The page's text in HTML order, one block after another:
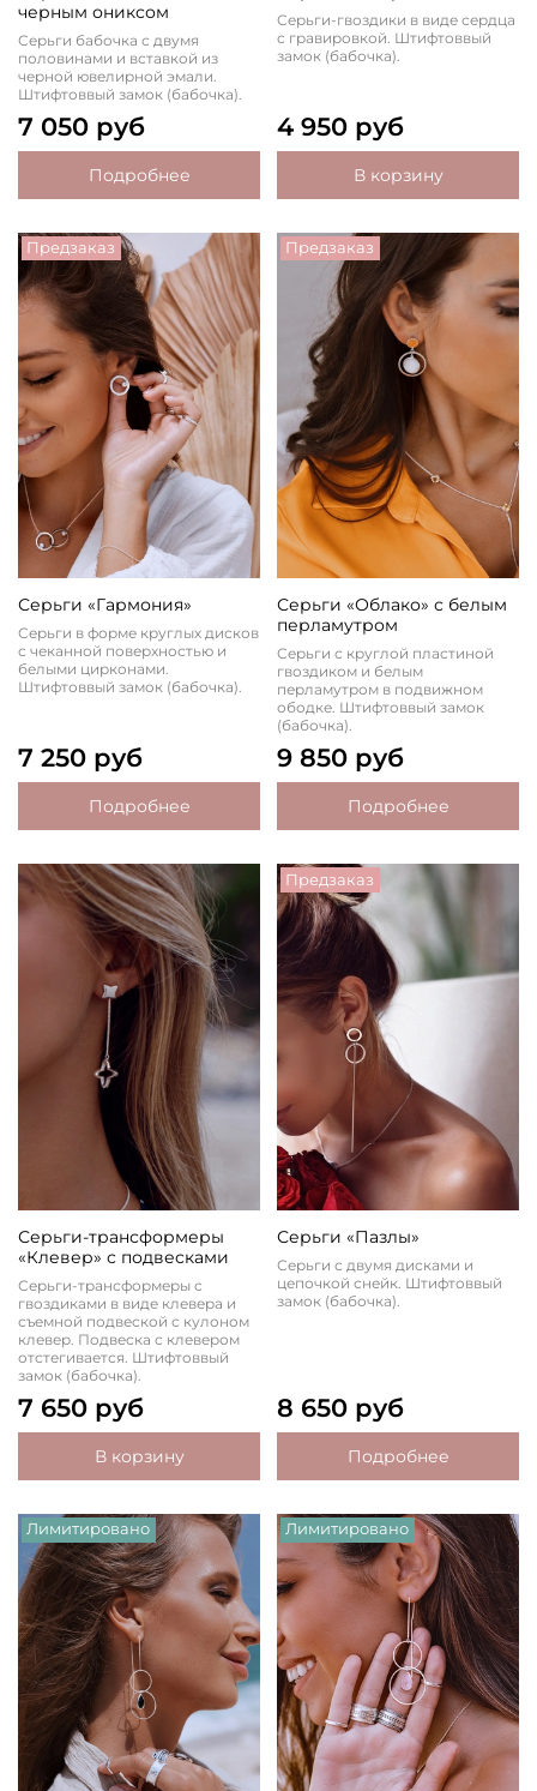
черным ониксом
Серьги бабочка с двумя
половинами и вставкой из
черной ювелирной эмали.
Штифтоввый замок (бабочка).
7 050 руб
Подробнее
Серьги-гвоздики в виде сердца
с гравировкой. Штифтоввый
замок (бабочка).
4 950 руб
В корзину
Предзаказ
Серьги «Гармония»
Серьги в форме круглых дисков
с чеканной поверхностью и
белыми цирконами.
Штифтоввый замок (бабочка).
7 250 руб
Подробнее
Предзаказ
Серьги «Облако» с белым
перламутром
Серьги с круглой пластиной
гвоздиком и белым
перламутром в подвижном
ободке. Штифтоввый замок
(бабочка).
9 850 руб
Подробнее
Серьги-трансформеры
«Клевер» с подвесками
Серьги-трансформеры с
гвоздиками в виде клевера и
съемной подвеской с кулоном
клевер. Подвеска с клевером
отстегивается. Штифтоввый
замок (бабочка).
7 650 руб
В корзину
Предзаказ
Серьги «Пазлы»
Серьги с двумя дисками и
цепочкой снейк. Штифтоввый
замок (бабочка).
8 650 руб
Подробнее
Лимитировано Лимитировано